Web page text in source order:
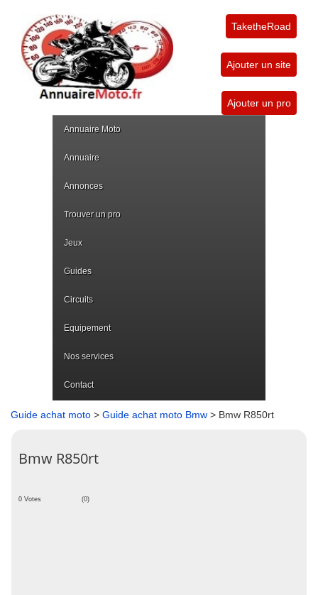
TaketheRoad
Ajouter un site
Ajouter un pro
Annuaire Moto
Annuaire
Annonces
Trouver un pro
Jeux
Guides
Circuits
Equipement
Nos services
Contact
Guide achat moto > Guide achat moto Bmw > Bmw R850rt
Bmw R850rt
0 Votes (0)